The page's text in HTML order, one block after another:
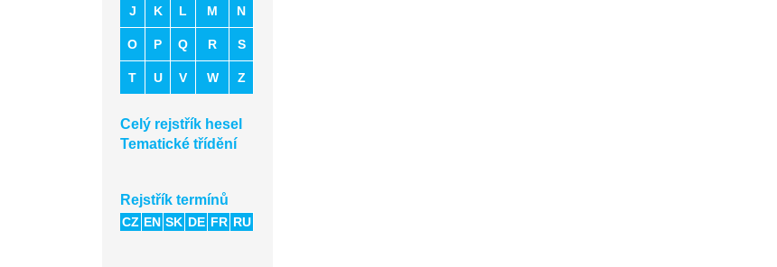
J K L M N
O P Q R S
T U V W Z
Celý rejstřík hesel
Tematické třídění
Rejstřík termínů
CZ EN SK DE FR RU